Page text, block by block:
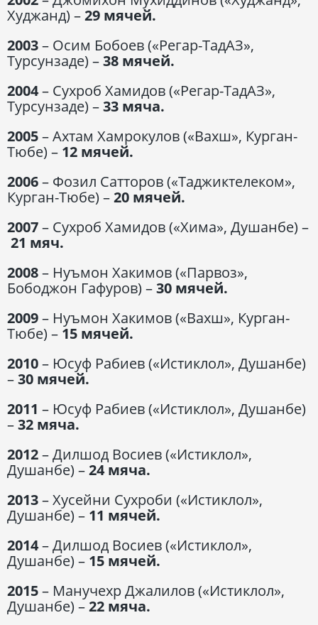
Худжанд) –29 мячей.
2003– Осим Бобоев («Регар-ТадАЗ»,
Турсунзаде) –38 мячей.
2004– Сухроб Хамидов («Регар-ТадАЗ»,
Турсунзаде) –33 мяча.
2005– Ахтам Хамрокулов («Вахш», Курган-
Тюбе) – 12 мячей.
2006– Фозил Сатторов («Таджиктелеком»,
Курган-Тюбе) –20 мячей.
2007– Сухроб Хамидов («Хима», Душанбе) –
21 мяч.
2008– Нуъмон Хакимов («Парвоз»,
Бободжон Гафуров) –30 мячей.
2009– Нуъмон Хакимов («Вахш», Курган-
Тюбе) – 15 мячей.
2010– Юсуф Рабиев («Истиклол», Душанбе)
–30 мячей.
2011 – Юсуф Рабиев («Истиклол», Душанбе)
–32 мяча.
2012– Дилшод Восиев («Истиклол»,
Душанбе) –24 мяча.
2013– Хусейни Сухроби («Истиклол»,
Душанбе) – 11 мячей.
2014– Дилшод Восиев («Истиклол»,
Душанбе) – 15 мячей.
2015– Манучехр Джалилов («Истиклол»,
Душанбе) –22 мяча.